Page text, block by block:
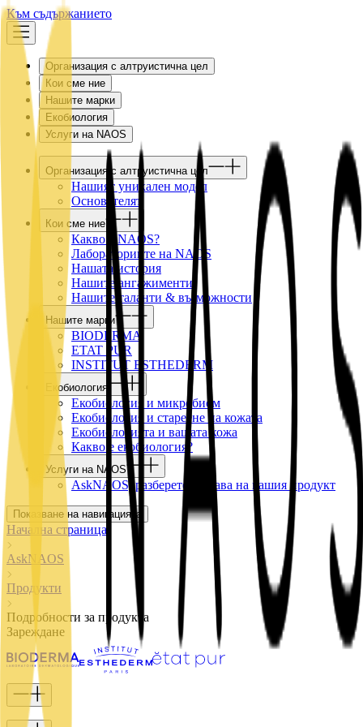
Към съдържанието
Организация с алтруистична цел
Кои сме ние
Нашите марки
Екобиология
Услуги на NAOS
Организация с алтруистична цел
Нашият уникален модел
Основателят
Кои сме ние
Какво е NAOS?
Лабораториите на NAOS
Нашата история
Нашите ангажименти
Нашите таланти & възможности
Нашите марки
BIODERMA
ETAT PUR
INSTITUT ESTHEDERM
Екобиология
Екобиология и микробиом
Екобиология и стареене на кожата
Екобиологията и вашата кожа
Какво е екобиология?
Услуги на NAOS
AskNAOS, разберете състава на вашия продукт
Показване на навигацията
Начална страница
AskNAOS
Продукти
Подробности за продукта
Зареждане